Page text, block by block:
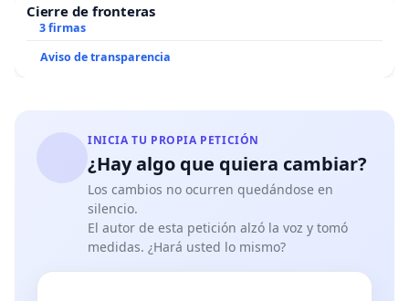
Cierre de fronteras
3 firmas
Aviso de transparencia
INICIA TU PROPIA PETICIÓN
¿Hay algo que quiera cambiar?
Los cambios no ocurren quedándose en
silencio.
El autor de esta petición alzó la voz y tomó
medidas. ¿Hará usted lo mismo?